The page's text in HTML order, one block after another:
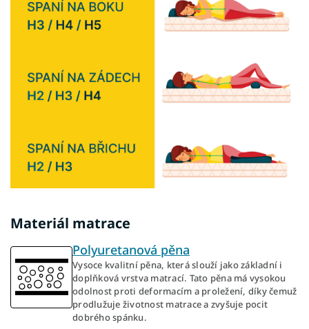
Materiál matrace
Polyuretanová pěna
Vysoce kvalitní pěna, která slouží jako základní i
doplňková vrstva matrací. Tato pěna má vysokou
odolnost proti deformacím a proležení, díky čemuž
prodlužuje životnost matrace a zvyšuje pocit
dobrého spánku.